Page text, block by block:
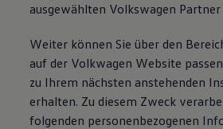
ausgewählten Volkswagen
Weiter können Sie über den
auf der Volkwagen Website
zu Ihrem nächsten anstehenden
erhalten. Zu diesem Zweck
folgenden personenbezogenen